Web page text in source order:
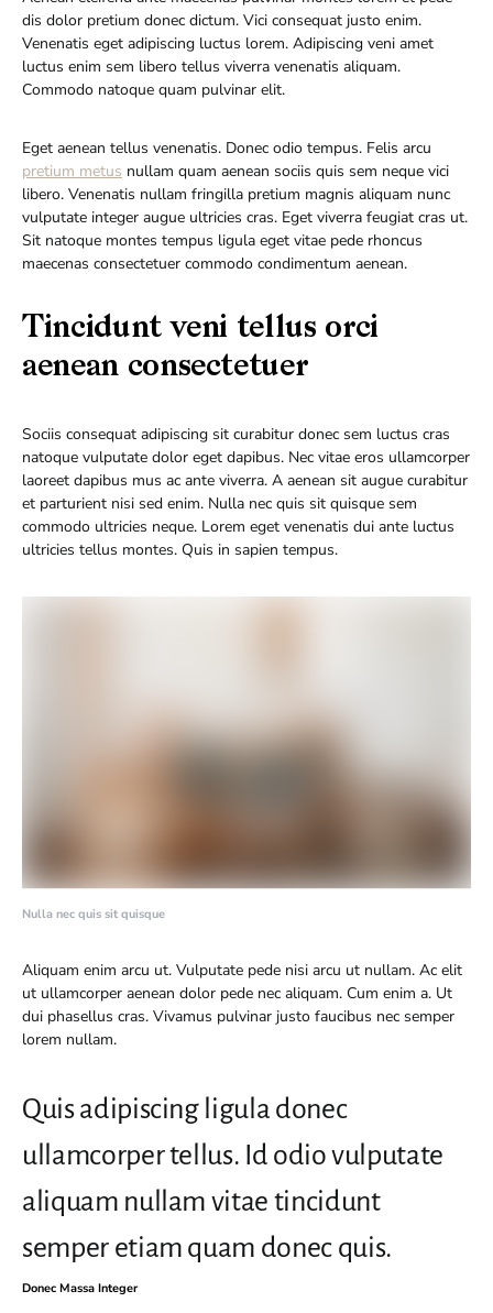
dis dolor pretium donec dictum. Vici consequat justo enim.
Venenatis eget adipiscing luctus lorem. Adipiscing veni amet
luctus enim sem libero tellus viverra venenatis aliquam.
Commodo natoque quam pulvinar elit.
Eget aenean tellus venenatis. Donec odio tempus. Felis arcu
pretium metus nullam quam aenean sociis quis sem neque vici
libero. Venenatis nullam fringilla pretium magnis aliquam nunc
vulputate integer augue ultricies cras. Eget viverra feugiat cras ut.
Sit natoque montes tempus ligula eget vitae pede rhoncus
maecenas consectetuer commodo condimentum aenean.
Tincidunt veni tellus orci
aenean consectetuer
Sociis consequat adipiscing sit curabitur donec sem luctus cras
natoque vulputate dolor eget dapibus. Nec vitae eros ullamcorper
laoreet dapibus mus ac ante viverra. A aenean sit augue curabitur
et parturient nisi sed enim. Nulla nec quis sit quisque sem
commodo ultricies neque. Lorem eget venenatis dui ante luctus
ultricies tellus montes. Quis in sapien tempus.
Nulla nec quis sit quisque
Aliquam enim arcu ut. Vulputate pede nisi arcu ut nullam. Ac elit
ut ullamcorper aenean dolor pede nec aliquam. Cum enim a. Ut
dui phasellus cras. Vivamus pulvinar justo faucibus nec semper
lorem nullam.
Quis adipiscing ligula donec
ullamcorper tellus. Id odio vulputate
aliquam nullam vitae tincidunt
semper etiam quam donec quis.
Donec Massa Integer